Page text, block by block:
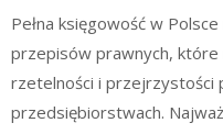
Pełna księgowość w
przepisów prawnych, które
rzetelności i przejrzystości
przedsiębiorstwach.